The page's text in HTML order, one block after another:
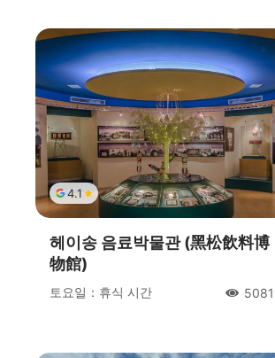
4.1
헤이송 음료박물관 (黑松飲料博
物館)
토요일：휴식 시간 人氣5081